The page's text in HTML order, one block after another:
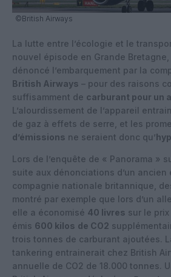
©British Airways
La lutte entre l’écologie et le
nouvel épisode en Grande
dénoncé l’embarquement par la
British Airways – pour des raisons
suffisamment de carburant pour un
L’alourdissement de l’appareil
de gaz à effets de serre, et les
d’émissions ne seraient donc qu’
Lors de l’enquête de « Panorama »
suite aux dénonciations d’un ancien
compagnie nationale britannique,
montré par exemple que lors d’un
elle a économisé 40 livres sur le
émis 600 kilos de CO2
trois tonnes de carburant ajoutées.
tankering entrainerait chez British
annuelle de CO2 de 18.000 tonnes.